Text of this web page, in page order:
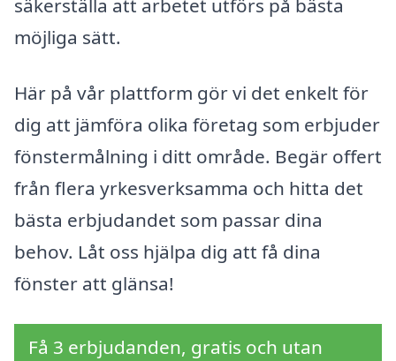
säkerställa att arbetet utförs på bästa
möjliga sätt.
Här på vår plattform gör vi det enkelt för
dig att jämföra olika företag som erbjuder
fönstermålning i ditt område. Begär offert
från flera yrkesverksamma och hitta det
bästa erbjudandet som passar dina
behov. Låt oss hjälpa dig att få dina
fönster att glänsa!
Få 3 erbjudanden, gratis och utan